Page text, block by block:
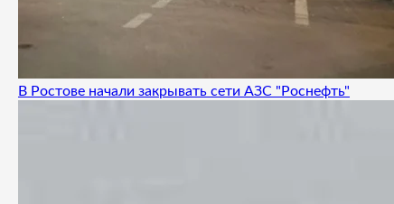
В Ростове начали закрывать сети АЗС "Роснефть"